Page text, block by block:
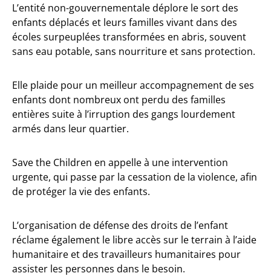
L’entité non-gouvernementale déplore le sort des
enfants déplacés et leurs familles vivant dans des
écoles surpeuplées transformées en abris, souvent
sans eau potable, sans nourriture et sans protection.
Elle plaide pour un meilleur accompagnement de ses
enfants dont nombreux ont perdu des familles
entières suite à l’irruption des gangs lourdement
armés dans leur quartier.
Save the Children en appelle à une intervention
urgente, qui passe par la cessation de la violence, afin
de protéger la vie des enfants.
L’organisation de défense des droits de l’enfant
réclame également le libre accès sur le terrain à l’aide
humanitaire et des travailleurs humanitaires pour
assister les personnes dans le besoin.